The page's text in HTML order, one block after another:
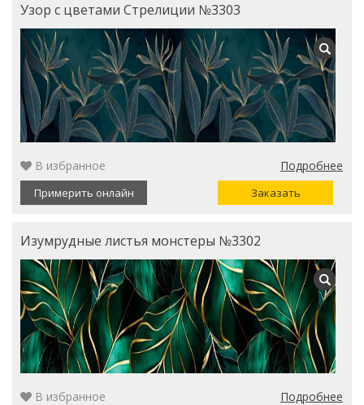
Узор с цветами Стрелиции №3303
В избранное Подробнее
Примерить онлайн Заказать
Изумрудные листья монстеры №3302
В избранное Подробнее